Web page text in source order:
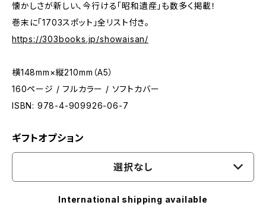
懐かしさが新しい、今行ける「昭和遺産」も数多く掲載！
巻末に「1703スポット」全リスト付き。
https://303books.jp/showaisan/
横148mm×縦210mm（A5）
160ページ / フルカラー / ソフトカバー
ISBN: 978-4-909926-06-7
ギフトオプション
選択なし
International shipping available